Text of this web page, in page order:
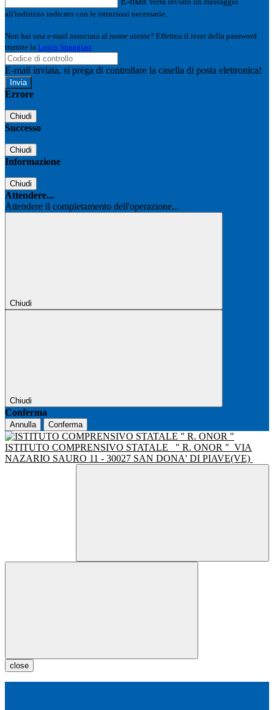
all'indirizzo indicato con le istruzioni necessarie.
Non hai una e-mail associata al nome utente? Effettua il reset della password
tramite la Login Spaggiari
E-mail inviata, si prega di controllare la casella di posta elettronica!
Errore
Chiudi
Successo
Chiudi
Informazione
Chiudi
Attendere...
Attendere il completamento dell'operazione...
Chiudi
Chiudi
Conferma
Annulla Conferma
ISTITUTO COMPRENSIVO STATALE " R. ONOR " VIA
NAZARIO SAURO 11 - 30027 SAN DONA' DI PIAVE(VE)
close